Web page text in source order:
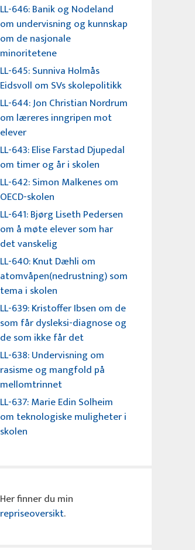
LL-646: Banik og Nodeland
om undervisning og kunnskap
om de nasjonale
minoritetene
LL-645: Sunniva Holmås
Eidsvoll om SVs skolepolitikk
LL-644: Jon Christian Nordrum
om læreres inngripen mot
elever
LL-643: Elise Farstad Djupedal
om timer og år i skolen
LL-642: Simon Malkenes om
OECD-skolen
LL-641: Bjørg Liseth Pedersen
om å møte elever som har
det vanskelig
LL-640: Knut Dæhli om
atomvåpen(nedrustning) som
tema i skolen
LL-639: Kristoffer Ibsen om de
som får dysleksi-diagnose og
de som ikke får det
LL-638: Undervisning om
rasisme og mangfold på
mellomtrinnet
LL-637: Marie Edin Solheim
om teknologiske muligheter i
skolen
Her finner du min
repriseoversikt.